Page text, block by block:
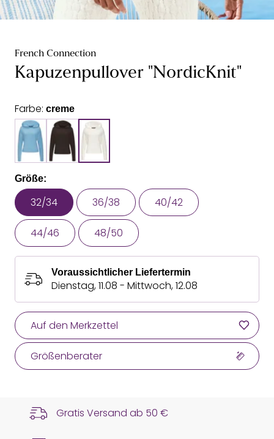
French Connection
Kapuzenpullover "NordicKnit"
Farbe: creme
Größe:
32/34 36/38 40/42
44/46 48/50
Voraussichtlicher Liefertermin
Dienstag, 11.08 - Mittwoch, 12.08
Auf den Merkzettel
Größenberater
Gratis Versand ab 50 €